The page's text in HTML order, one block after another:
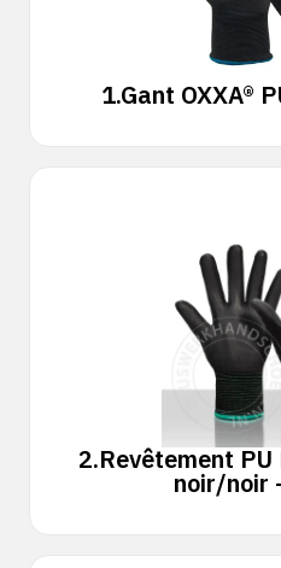
1.Gant OXXA®
2.Revêtement
noir/noir